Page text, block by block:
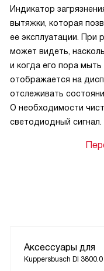
Индикатор
вытяжки, которая
ее эксплуатации. При
может видеть,
и когда его пора
отображается на
отслеживать
О необходимости
светодиодный сигнал.
Аксессуары для
Kuppersbusch DI 3800.0